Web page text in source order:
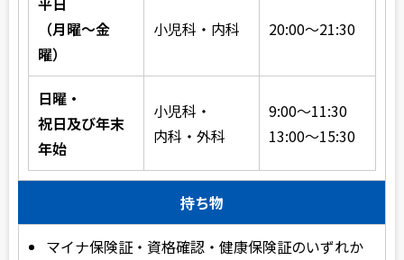
（月曜～金
曜）
小児科・ 内科 20:00～21:30
日曜・
祝日及び年末
年始
小児科・
内科・ 外科
9:00～11:30
13:00～15:30
持ち物
マイナ保険証・資格確認・健康保険証のいずれか